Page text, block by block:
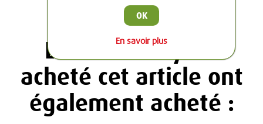
Les clients ayant
acheté cet article ont
également acheté :
OK
En savoir plus